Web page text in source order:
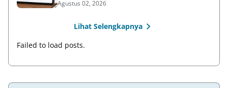
Agustus 02, 2026
Lihat Selengkapnya
Failed to load posts.